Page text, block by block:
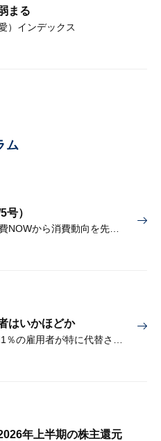
まる
）インデックス
ム
）
個社データ・業界統計・JCB消費NOWから消費動向を先取り
はいかほどか
年上半期の株主還元